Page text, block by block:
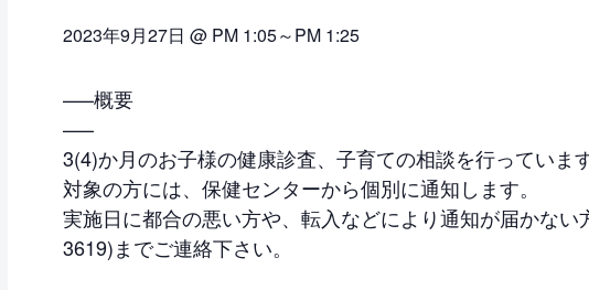
2023年9月27日 @ PM 1:05～PM 1:25
—–概要
—–
3(4)か月のお子様の健康診査、子育ての相談を行っています
対象の方には、保健センターから個別に通知します。
実施日に都合の悪い方や、転入などにより通知が届かな
3619)までご連絡下さい。